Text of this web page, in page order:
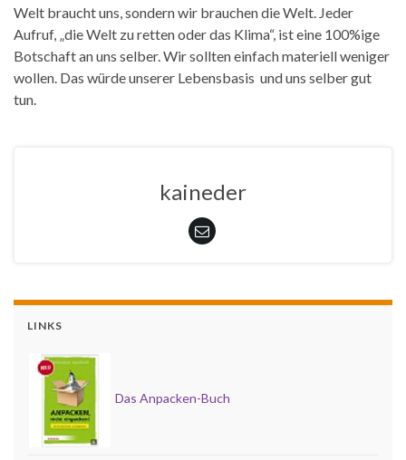
Welt braucht uns, sondern wir brauchen die Welt. Jeder
Aufruf, „die Welt zu retten oder das Klima“, ist eine 100%ige
Botschaft an uns selber. Wir sollten einfach materiell weniger
wollen. Das würde unserer Lebensbasis und uns selber gut
tun.
kaineder
LINKS
Das Anpacken-Buch